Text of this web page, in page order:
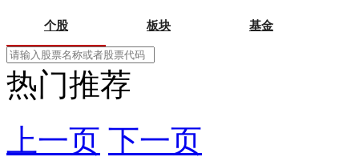
个股 板块 基金
热门推荐
上一页 下一页